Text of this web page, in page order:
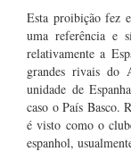
Esta proibição fez
uma referência e
relativamente a
grandes rivais do
unidade de
caso o País Basco.
é visto como o
espanhol,